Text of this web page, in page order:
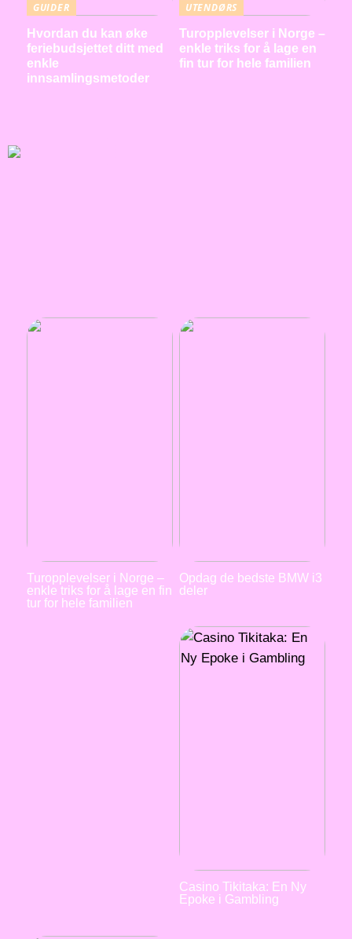
GUIDER
Hvordan du kan øke
feriebudsjettet ditt med
enkle
innsamlingsmetoder
UTENDØRS
Turopplevelser i Norge –
enkle triks for å lage en
fin tur for hele familien
Turopplevelser i Norge –
enkle triks for å lage en fin
tur for hele familien
Opdag de bedste BMW i3
deler
Casino Tikitaka: En Ny
Epoke i Gambling